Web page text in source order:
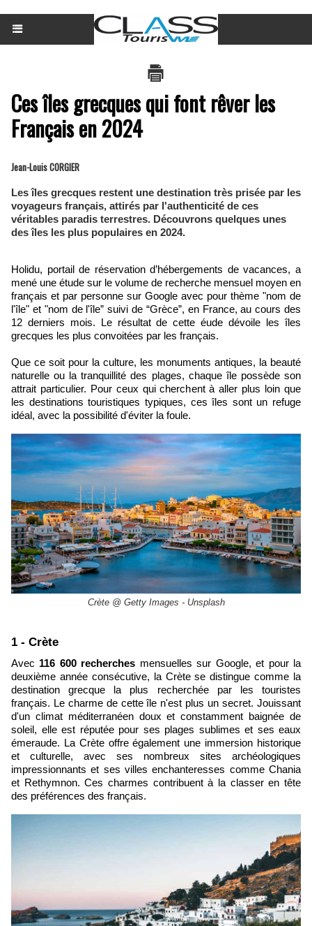
Ces îles grecques qui font rêver les
Français en 2024
Jean-Louis CORGIER
Les îles grecques restent une destination très prisée par les
voyageurs français, attirés par l'authenticité de ces
véritables paradis terrestres. Découvrons quelques unes
des îles les plus populaires en 2024.
Holidu, portail de réservation d’hébergements de vacances, a
mené une étude sur le volume de recherche mensuel moyen en
français et par personne sur Google avec pour thème "nom de
l'île" et "nom de l'île” suivi de “Grèce”, en France, au cours des
12 derniers mois. Le résultat de cette éude dévoile les îles
grecques les plus convoitées par les français.
Que ce soit pour la culture, les monuments antiques, la beauté
naturelle ou la tranquillité des plages, chaque île possède son
attrait particulier. Pour ceux qui cherchent à aller plus loin que
les destinations touristiques typiques, ces îles sont un refuge
idéal, avec la possibilité d'éviter la foule.
Crète @ Getty Images - Unsplash
1 - Crète
Avec 116 600 recherches mensuelles sur Google, et pour la
deuxième année consécutive, la Crète se distingue comme la
destination grecque la plus recherchée par les touristes
français. Le charme de cette île n'est plus un secret. Jouissant
d'un climat méditerranéen doux et constamment baignée de
soleil, elle est réputée pour ses plages sublimes et ses eaux
émeraude. La Crète offre également une immersion historique
et culturelle, avec ses nombreux sites archéologiques
impressionnants et ses villes enchanteresses comme Chania
et Rethymnon. Ces charmes contribuent à la classer en tête
des préférences des français.